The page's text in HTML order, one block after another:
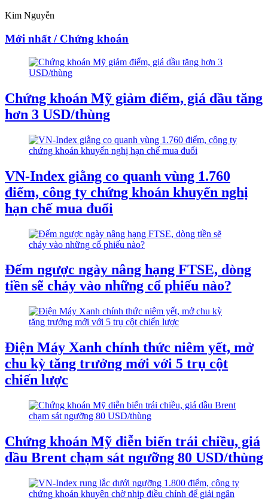
Kim Nguyễn
Mới nhất / Chứng khoán
Chứng khoán Mỹ giảm điểm, giá dầu tăng
hơn 3 USD/thùng
VN-Index giằng co quanh vùng 1.760
điểm, công ty chứng khoán khuyến nghị
hạn chế mua đuổi
Đếm ngược ngày nâng hạng FTSE, dòng
tiền sẽ chảy vào những cổ phiếu nào?
Điện Máy Xanh chính thức niêm yết, mở
chu kỳ tăng trưởng mới với 5 trụ cột
chiến lược
Chứng khoán Mỹ diễn biến trái chiều, giá
dầu Brent chạm sát ngưỡng 80 USD/thùng